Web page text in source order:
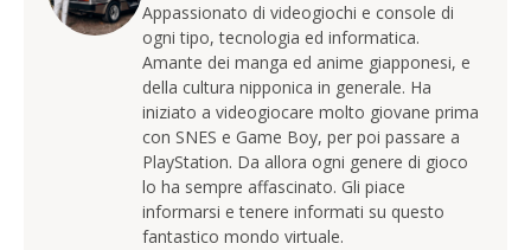
Appassionato di videogiochi e console di
ogni tipo, tecnologia ed informatica.
Amante dei manga ed anime giapponesi, e
della cultura nipponica in generale. Ha
iniziato a videogiocare molto giovane prima
con SNES e Game Boy, per poi passare a
PlayStation. Da allora ogni genere di gioco
lo ha sempre affascinato. Gli piace
informarsi e tenere informati su questo
fantastico mondo virtuale.